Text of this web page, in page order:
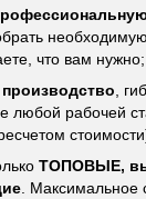
что вам нужно;
,
любой рабочей
ТОПОВЫЕ,
. Максимальное